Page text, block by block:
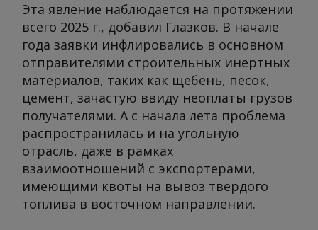
Эта явление наблюдается на протяжении
всего 2025 г., добавил Глазков. В начале
года заявки инфлировались в основном
отправителями строительных инертных
материалов, таких как щебень, песок,
цемент, зачастую ввиду неоплаты грузов
получателями. А с начала лета проблема
распространилась и на угольную
отрасль, даже в рамках
взаимоотношений с экспортерами,
имеющими квоты на вывоз твердого
топлива в восточном направлении.